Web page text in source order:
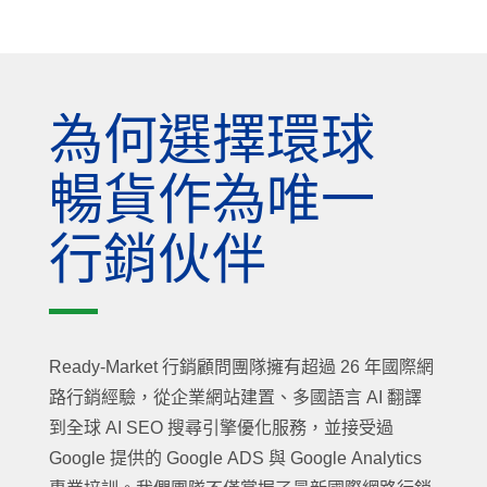
為何選擇環球
暢貨作為唯一
行銷伙伴
Ready-Market 行銷顧問團隊擁有超過 26 年國際網
路行銷經驗，從企業網站建置、多國語言 AI 翻譯
到全球 AI SEO 搜尋引擎優化服務，並接受過
Google 提供的 Google ADS 與 Google Analytics